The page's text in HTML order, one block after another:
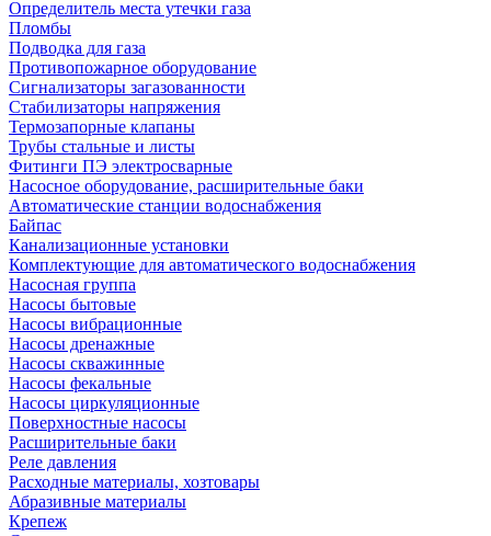
Определитель места утечки газа
Пломбы
Подводка для газа
Противопожарное оборудование
Сигнализаторы загазованности
Стабилизаторы напряжения
Термозапорные клапаны
Трубы стальные и листы
Фитинги ПЭ электросварные
Насосное оборудование, расширительные баки
Автоматические станции водоснабжения
Байпас
Канализационные установки
Комплектующие для автоматического водоснабжения
Насосная группа
Насосы бытовые
Насосы вибрационные
Насосы дренажные
Насосы скважинные
Насосы фекальные
Насосы циркуляционные
Поверхностные насосы
Расширительные баки
Реле давления
Расходные материалы, хозтовары
Абразивные материалы
Крепеж